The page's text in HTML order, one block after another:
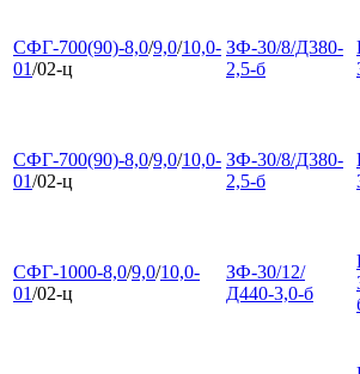
СФГ-700(90)-8,0/9,0/10,0-
01/02-ц
ЗФ-30/8/Д380-
2,5-б
СФГ-700(90)-8,0/9,0/10,0-
01/02-ц
ЗФ-30/8/Д380-
2,5-б
СФГ-1000-8,0/9,0/10,0-
01/02-ц
ЗФ-30/12/
Д440-3,0-б